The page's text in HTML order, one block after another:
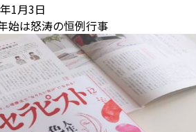
1月3日
始は怒涛の恒例行事